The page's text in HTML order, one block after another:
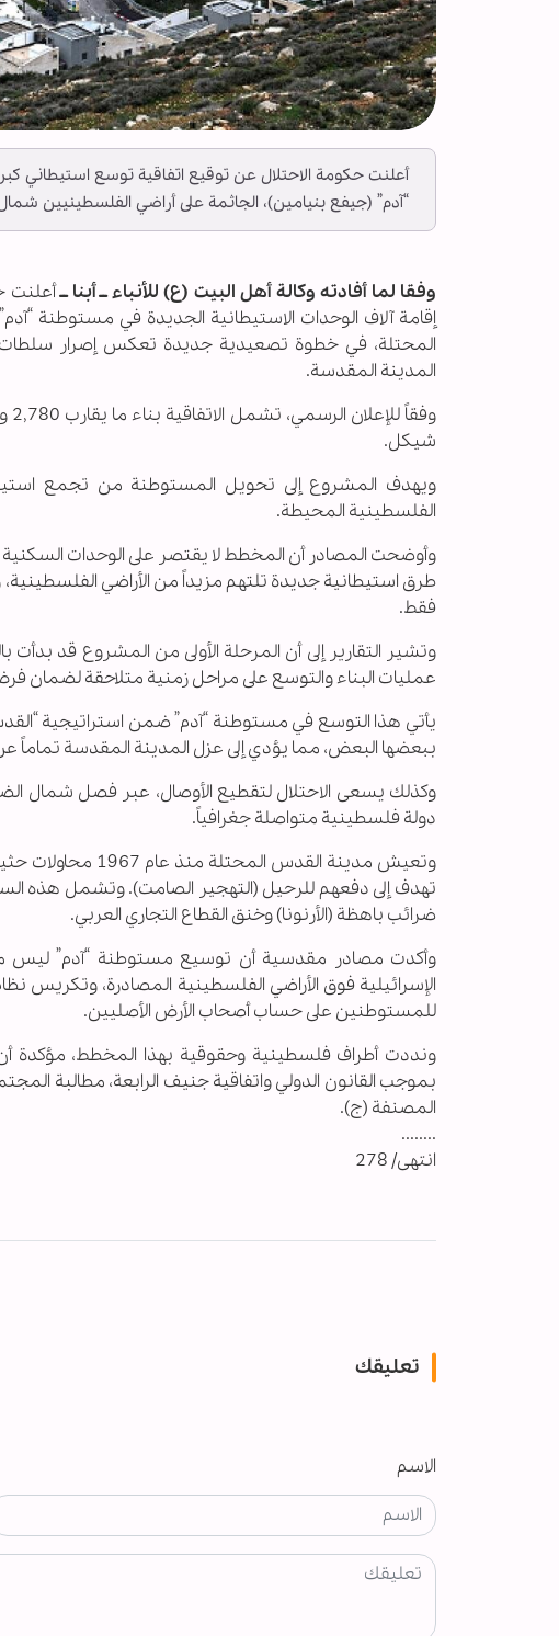
أعلنت حكومة الاحتلال عن توقيع اتفاقية توسع استيطاني
“آدم” (جيفع بنيامين)، الجاثمة على أراضي الفلسطينيين
وفقا لما أفادته وكالة أهل البيت (ع) للأنباء ــ أبنا ــأعلنت
إقامة آلاف الوحدات الاستيطانية الجديدة في مستوطنة
المحتلة، في خطوة تصعيدية جديدة تعكس إصرار سلطات
المدينة المقدسة.
شيكل.
ويهدف المشروع إلى تحويل المستوطنة من تجمع
الفلسطينية المحيطة.
وأوضحت المصادر أن المخطط لا يقتصر على الوحدات
طرق استيطانية جديدة تلتهم مزيداً من الأراضي
فقط.
عمليات البناء والتوسع على مراحل زمنية متلاحقة لضمان
يأتي هذا التوسع في مستوطنة “آدم” ضمن استراتيجية
ببعضها البعض، مما يؤدي إلى عزل المدينة المقدسة تماماً
وكذلك يسعى الاحتلال لتقطيع الأوصال، عبر فصل شمال
دولة فلسطينية متواصلة جغرافياً.
وتعيش مدينة
تهدف إلى دفعهم للرحيل (التهجير الصامت). وتشمل هذه
ضرائب باهظة (الأرنونا) وخنق القطاع التجاري العربي.
وأكدت مصادر مقدسية أن توسيع مستوطنة “آدم” ليس
الإسرائيلية فوق الأراضي الفلسطينية المصادرة، وتكريس
للمستوطنين على حساب أصحاب الأرض الأصليين.
ونددت أطراف فلسطينية وحقوقية بهذا المخطط، مؤكدة
بموجب القانون الدولي واتفاقية جنيف الرابعة، مطالبة
المصنفة (ج).
........
انتهى/ 278
تعليقك
الاسم